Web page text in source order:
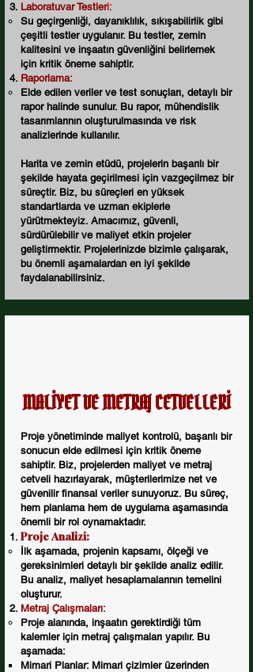
Laboratuvar Testleri:
Su geçirgenliği, dayanıklılık, sıkışabilirlik gibi
çeşitli testler uygulanır. Bu testler, zemin
kalitesini ve inşaatın güvenliğini belirlemek
için kritik öneme sahiptir.
Raporlama:
Elde edilen veriler ve test sonuçları, detaylı bir
rapor halinde sunulur. Bu rapor, mühendislik
tasarımlarının oluşturulmasında ve risk
analizlerinde kullanılır.
Harita ve zemin etüdü, projelerin başarılı bir
şekilde hayata geçirilmesi için vazgeçilmez bir
süreçtir. Biz, bu süreçleri en yüksek
standartlarda ve uzman ekiplerle
yürütmekteyiz. Amacımız, güvenli,
sürdürülebilir ve maliyet etkin projeler
geliştirmektir. Projelerinizde bizimle çalışarak,
bu önemli aşamalardan en iyi şekilde
faydalanabilirsiniz.
MALİYET VE METRAJ CETVELLERİ
Proje yönetiminde maliyet kontrolü, başarılı bir
sonucun elde edilmesi için kritik öneme
sahiptir. Biz, projelerden maliyet ve metraj
cetveli hazırlayarak, müşterilerimize net ve
güvenilir finansal veriler sunuyoruz. Bu süreç,
hem planlama hem de uygulama aşamasında
önemli bir rol oynamaktadır.
Proje Analizi:
İlk aşamada, projenin kapsamı, ölçeği ve
gereksinimleri detaylı bir şekilde analiz edilir.
Bu analiz, maliyet hesaplamalarının temelini
oluşturur.
Metraj Çalışmaları:
Proje alanında, inşaatın gerektirdiği tüm
kalemler için metraj çalışmaları yapılır. Bu
aşamada:
Mimari Planlar: Mimari çizimler üzerinden